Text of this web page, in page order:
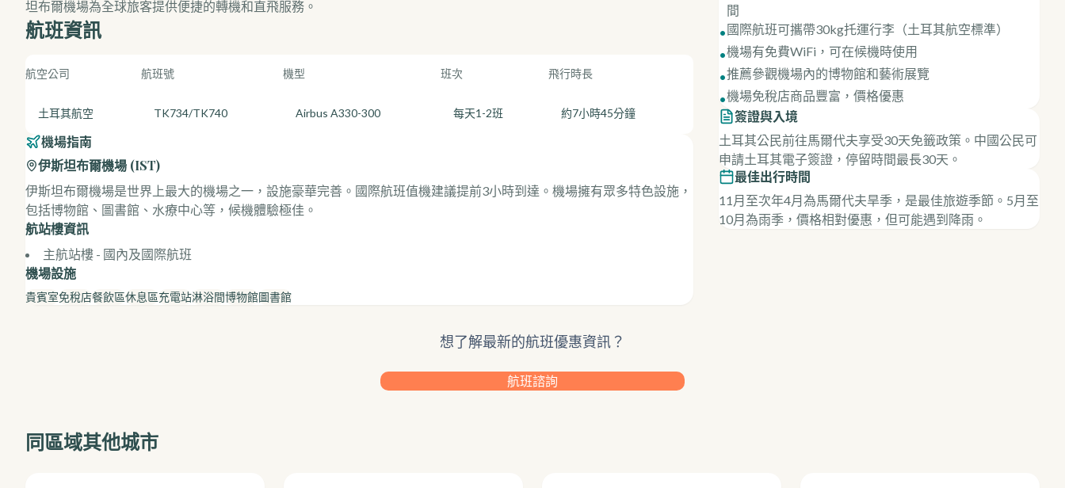
坦布爾機場為全球旅客提供便捷的轉機和直飛服務。
航班資訊
航空公司 航班號 機型 班次 飛行時長
土耳其航空 TK734/TK740 Airbus A330-300 每天1-2班 約7小時45分鐘
機場指南
伊斯坦布爾機場 (IST)
伊斯坦布爾機場是世界上最大的機場之一，設施豪華完善。國際航班值機建議提前3小時到達。機場擁有眾多特色設施，
包括博物館、圖書館、水療中心等，候機體驗極佳。
航站樓資訊
主航站樓 - 國內及國際航班
機場設施
貴賓室免稅店餐飲區休息區充電站淋浴間博物館圖書館
間
•國際航班可攜帶30kg托運行李（土耳其航空標準）
•機場有免費WiFi，可在候機時使用
•推薦參觀機場內的博物館和藝術展覽
•機場免稅店商品豐富，價格優惠
簽證與入境
土耳其公民前往馬爾代夫享受30天免籤政策。中國公民可
申請土耳其電子簽證，停留時間最長30天。
最佳出行時間
11月至次年4月為馬爾代夫旱季，是最佳旅遊季節。5月至
10月為雨季，價格相對優惠，但可能遇到降雨。
想了解最新的航班優惠資訊？
航班諮詢
同區域其他城市